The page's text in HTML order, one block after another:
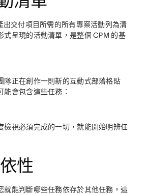
出交付項目所需的所有專案活動列為清
式呈現的活動清單，是整個 CPM 的基
隊正在創作一則新的互動式部落格貼
能會包含這些任務：
檢視必須完成的一切，就能開始明辨任
性
就能判斷哪些任務依存於其他任務。這